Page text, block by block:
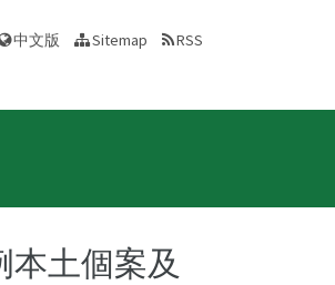
中文版 Sitemap RSS
本土個案及